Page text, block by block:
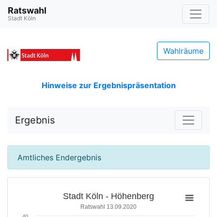
Ratswahl
Stadt Köln
Wahlräume
Hinweise zur Ergebnispräsentation
Ergebnis
Amtliches Endergebnis
Stadt Köln - Höhenberg
Ratswahl 13.09.2020